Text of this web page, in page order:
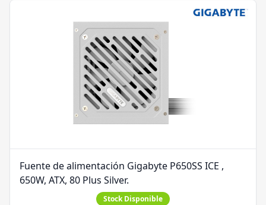
Fuente de alimentación Gigabyte P650SS ICE ,
650W, ATX, 80 Plus Silver.
Stock Disponible